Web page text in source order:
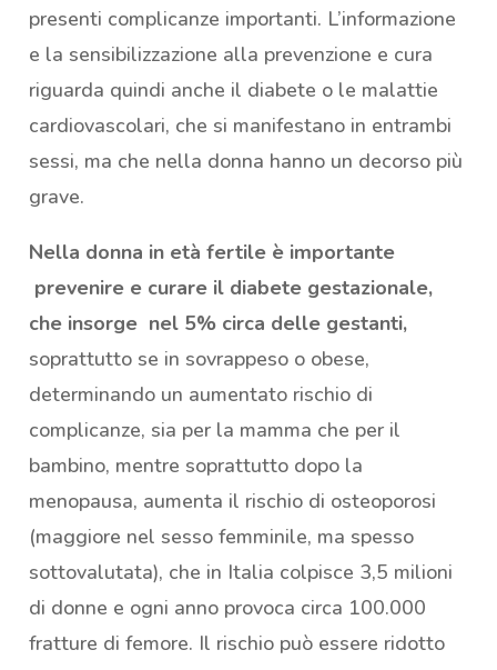
presenti complicanze importanti. L’informazione
e la sensibilizzazione alla prevenzione e cura
riguarda quindi anche il diabete o le malattie
cardiovascolari, che si manifestano in entrambi
sessi, ma che nella donna hanno un decorso più
grave.
Nella donna in età fertile è importante
prevenire e curare il diabete gestazionale,
che insorge nel 5% circa delle gestanti,
soprattutto se in sovrappeso o obese,
determinando un aumentato rischio di
complicanze, sia per la mamma che per il
bambino, mentre soprattutto dopo la
menopausa, aumenta il rischio di osteoporosi
(maggiore nel sesso femminile, ma spesso
sottovalutata), che in Italia colpisce 3,5 milioni
di donne e ogni anno provoca circa 100.000
fratture di femore. Il rischio può essere ridotto